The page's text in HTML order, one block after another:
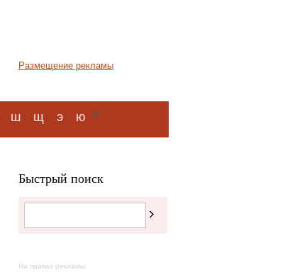
Размещение рекламы
ш щ э ю я
Быстрый поиск
На правах рекламы: